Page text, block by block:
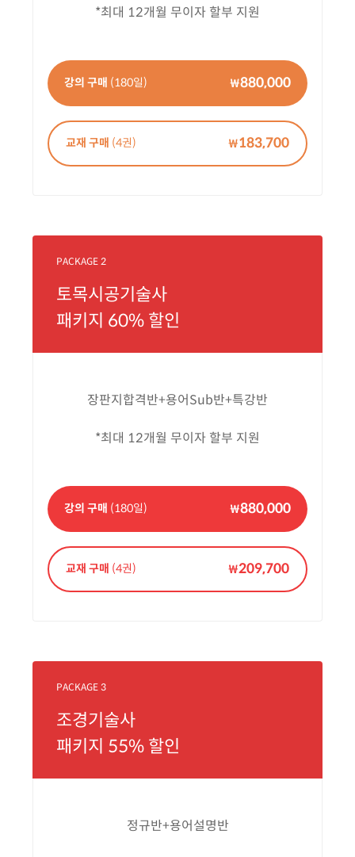
*최대 12개월 무이자 할부 지원
강의 구매 (180일) ₩880,000
교재 구매 (4권) ₩183,700
PACKAGE 2
토목시공기술사
패키지 60% 할인
장판지합격반+용어Sub반+특강반
*최대 12개월 무이자 할부 지원
강의 구매 (180일) ₩880,000
교재 구매 (4권) ₩209,700
PACKAGE 3
조경기술사
패키지 55% 할인
정규반+용어설명반